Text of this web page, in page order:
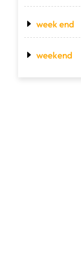
week end
weekend